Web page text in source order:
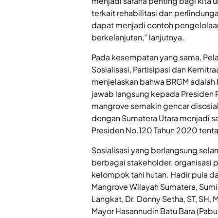
terkait rehabilitasi dan
dapat menjadi contoh
berkelanjutan,” lanjutnya.
Pada kesempatan yang sama,
Sosialisasi, Partisipasi dan
menjelaskan bahwa BRGM
jawab langsung kepada Presiden
mangrove semakin gencar
dengan Sumatera Utara menjadi
Presiden No.120 Tahun 2020
Sosialisasi yang berlangsung
berbagai stakeholder, organisasi
kelompok tani hutan. Hadir pula
Mangrove Wilayah Sumatera,
Langkat, Dr. Donny Setha, ST,
Mayor Hasannudin Batu Bara